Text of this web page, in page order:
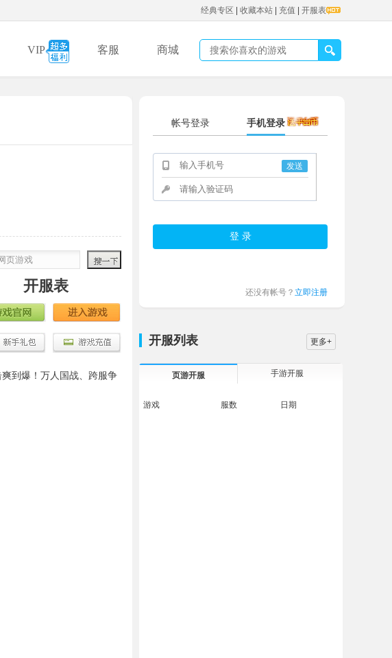
经典专区 收藏本站 充值 开服表
VIP 客服 商城
开服表
到爆！万人国战、跨服争
帐号登录 手机登录
发送
还没有帐号？ 立即注册
开服列表 更多+
页游开服 手游开服
游戏 服数 日期